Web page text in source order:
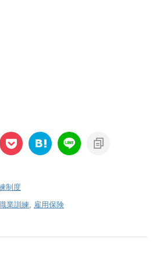
制度
業訓練 雇用保険